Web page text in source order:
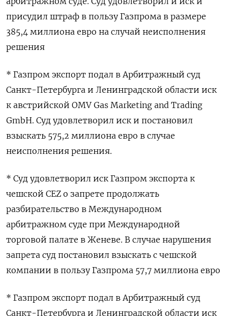
присудил штраф в пользу Газпрома в размере
385,4 миллиона евро на случай неисполнения
решения
* Газпром экспорт подал в Арбитражный суд
Санкт-Петербурга и Ленинградской области иск
к австрийской OMV Gas Marketing and Trading
GmbH. Суд удовлетворил иск и постановил
взыскать 575,2 миллиона евро в случае
неисполнения решения.
* Суд удовлетворил иск Газпром экспорта к
чешской CEZ о запрете продолжать
разбирательство в Международном
арбитражном суде при Международной
торговой палате в Женеве. В случае нарушения
запрета суд постановил взыскать с чешской
компании в пользу Газпрома 57,7 миллиона евро
* Газпром экспорт подал в Арбитражный суд
Санкт-Петербурга и Ленинградской области иск